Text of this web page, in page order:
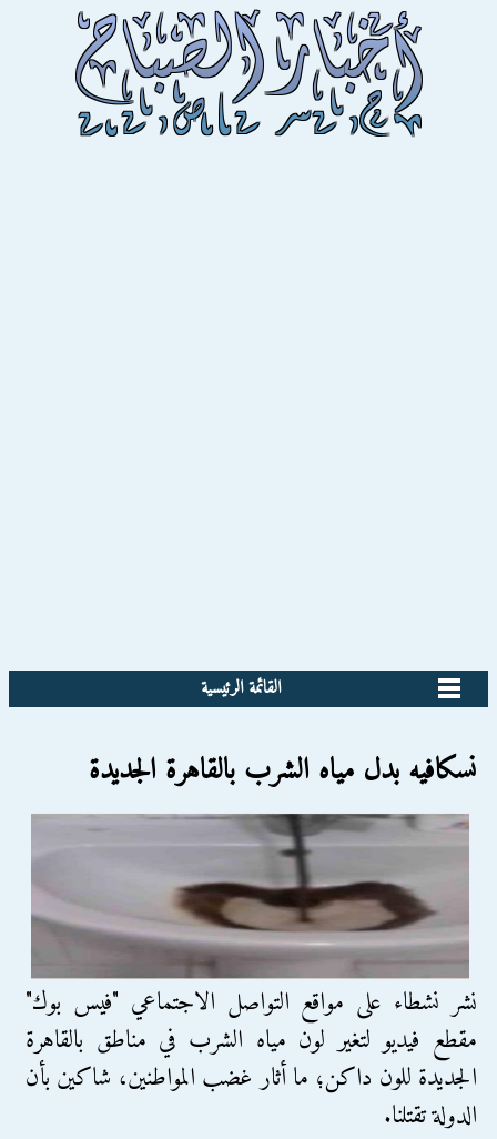
القائمة الرئيسية
نسكافيه بدل مياه الشرب بالقاهرة الجديدة
نشر نشطاء على مواقع التواصل الاجتماعي "فيس بوك"
مقطع فيديو لتغير لون مياه الشرب في مناطق بالقاهرة
الجديدة للون داكن؛ ما أثار غضب المواطنين، شاكين بأن
الدولة تقتلنا.